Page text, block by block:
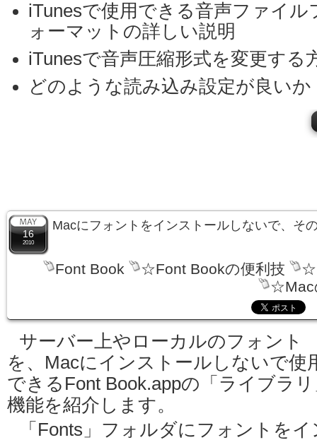
iTunesで使用できる音声ファイル
ォーマットの詳しい説明
iTunesで音声圧縮形式を変更する
どのような読み込み設定が良いか
16
2010
Macにフォントをインストールしないで、そ
Font Book ☆Font Bookの便利技
☆Mac
サーバー上やローカルのフォント
を、Macにインストールしないで使
できるFont Book.appの「ライブラ
機能を紹介します。
「Fonts」フォルダにフォントをイ